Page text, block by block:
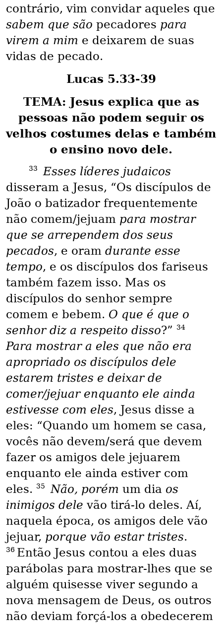
contrário, vim convidar aqueles que
sabem que são pecadores para
virem a mim e deixarem de suas
vidas de pecado.
Lucas 5.33-39
TEMA: Jesus explica que as
pessoas não podem seguir os
velhos costumes delas e também
o ensino novo dele.
33
Esses líderes judaicos
disseram a Jesus, “Os discípulos de
João o batizador frequentemente
não comem/jejuam para mostrar
que se arrependem dos seus
pecados, e oram durante esse
tempo, e os discípulos dos fariseus
também fazem isso. Mas os
discípulos do senhor sempre
comem e bebem. O que é que o
senhor diz a respeito disso?” 34
Para mostrar a eles que não era
apropriado os discípulos dele
estarem tristes e deixar de
comer/jejuar enquanto ele ainda
estivesse com eles, Jesus disse a
eles: “Quando um homem se casa,
vocês não devem/será que devem
fazer os amigos dele jejuarem
enquanto ele ainda estiver com
eles. 35 Não, porém um dia os
inimigos dele vão tirá-lo deles. Aí,
naquela época, os amigos dele vão
jejuar, porque vão estar tristes.
36 Então Jesus contou a eles duas
parábolas para mostrar-lhes que se
alguém quisesse viver segundo a
nova mensagem de Deus, os outros
não deviam forçá-los a obedecerem